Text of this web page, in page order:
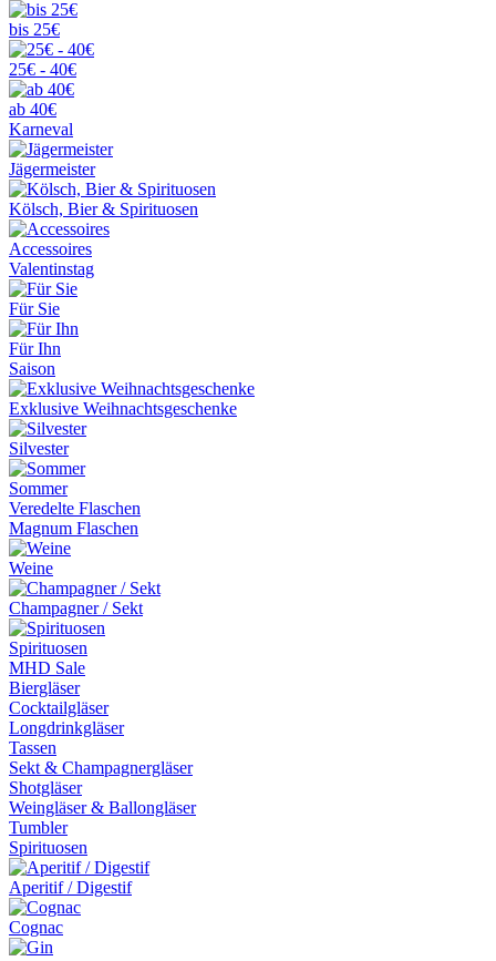
bis 25€
25€ - 40€
ab 40€
Karneval
Jägermeister
Kölsch, Bier & Spirituosen
Accessoires
Valentinstag
Für Sie
Für Ihn
Saison
Exklusive Weihnachtsgeschenke
Silvester
Sommer
Veredelte Flaschen
Magnum Flaschen
Weine
Champagner / Sekt
Spirituosen
MHD Sale
Biergläser
Cocktailgläser
Longdrinkgläser
Tassen
Sekt & Champagnergläser
Shotgläser
Weingläser & Ballongläser
Tumbler
Spirituosen
Aperitif / Digestif
Cognac